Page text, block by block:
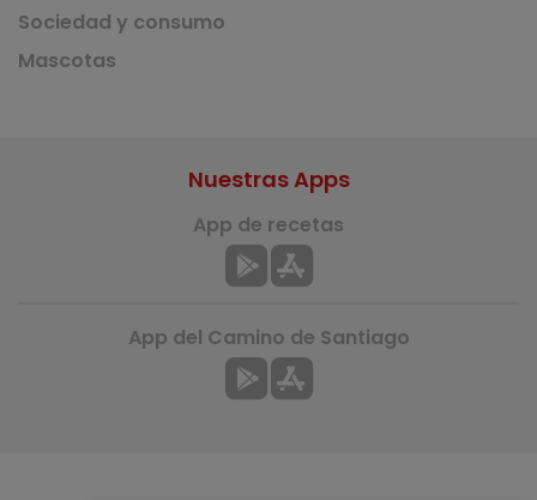
Sociedad y consumo
Mascotas
Nuestras Apps
App de recetas
App del Camino de Santiago